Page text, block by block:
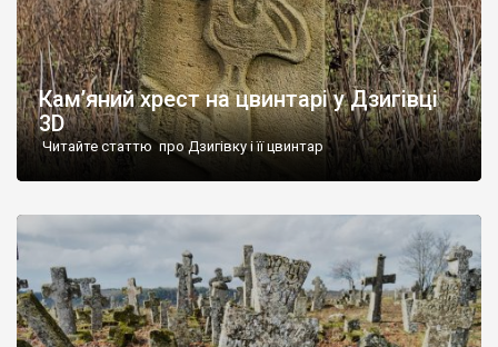
Кам’яний хрест на цвинтарі у Дзигівці
3D
Читайте статтю про Дзигівку і її цвинтар